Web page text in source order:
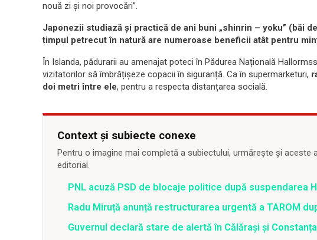
nouă zi și noi provocări”.
Japonezii studiază și practică de ani buni „shinrin – yoku” (băi
timpul petrecut în natură are numeroase beneficii atât pentru
În Islanda, pădurarii au amenajat poteci în Pădurea Națională
vizitatorilor să îmbrățișeze copacii în siguranță. Ca în supermarketuri,
doi metri între ele, pentru a respecta distanțarea socială.
Context și subiecte conexe
Pentru o imagine mai completă a subiectului, urmărește și aceste
editorial.
PNL acuză PSD de blocaje politice după suspendarea
Radu Miruță anunță restructurarea urgentă a TAROM
Guvernul declară stare de alertă în Călărași și